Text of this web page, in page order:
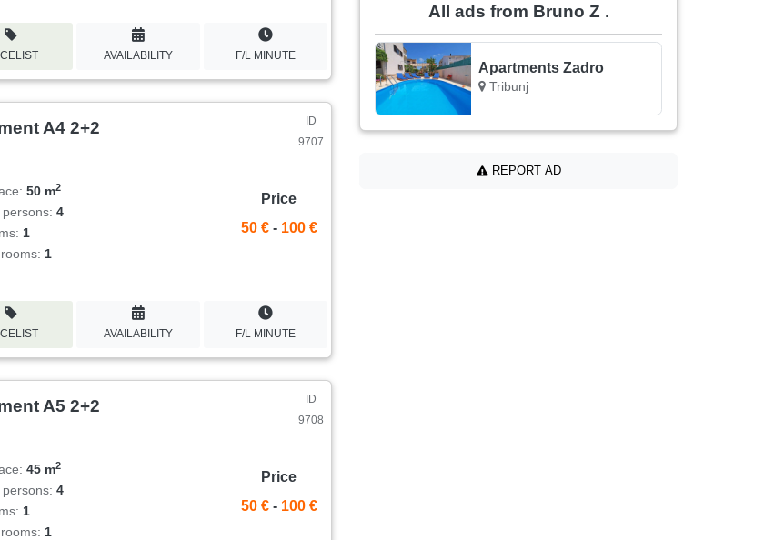
AVAILABILITY F/L MINUTE
A4 2+2
ID
9707
50 m2
persons:4
1
1
Price
50 € - 100 €
AVAILABILITY F/L MINUTE
A5 2+2
ID
9708
45 m2
persons:4
1
1
Price
50 € - 100 €
All ads from Bruno Z .
Apartments Zadro
Tribunj
REPORT AD